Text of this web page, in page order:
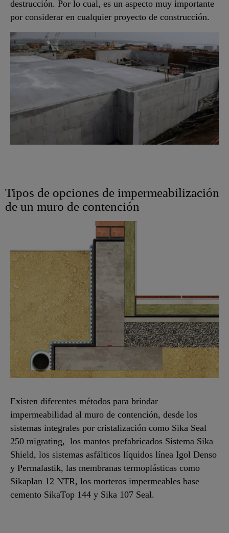
destrucción. Por lo cual, es un aspecto muy importante
por considerar en cualquier proyecto de construcción.
Tipos de opciones de impermeabilización
de un muro de contención
Existen diferentes métodos para brindar
impermeabilidad al muro de contención, desde los
sistemas integrales por cristalización como Sika Seal
250 migrating, los mantos prefabricados Sistema Sika
Shield, los sistemas asfálticos líquidos línea Igol Denso
y Permalastik, las membranas termoplásticas como
Sikaplan 12 NTR, los morteros impermeables base
cemento SikaTop 144 y Sika 107 Seal.